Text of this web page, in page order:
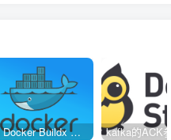
使用 Docker Buildx 构建多种系统架构镜像